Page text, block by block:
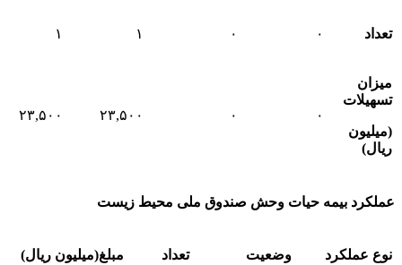
تعداد ۰ ۰ ۱ ۱
میزان
تسهیلات
(میلیون
ریال)
۰ ۰ ۲۳,۵۰۰ ۲۳,۵۰۰
عملکرد بیمه حیات وحش صندوق ملی محیط زیست
نوع عملکرد وضعیت تعداد مبلغ(میلیون ریال)